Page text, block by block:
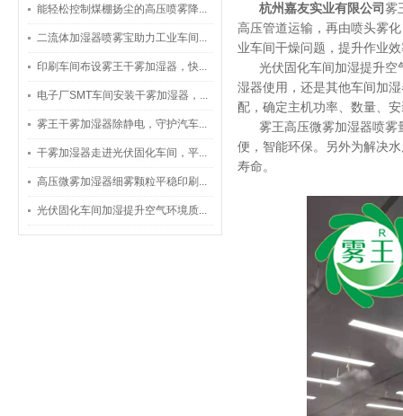
能轻松控制煤棚扬尘的高压喷雾降...
二流体加湿器喷雾宝助力工业车间...
印刷车间布设雾王干雾加湿器，快...
电子厂SMT车间安装干雾加湿器，...
雾王干雾加湿器除静电，守护汽车...
干雾加湿器走进光伏固化车间，平...
高压微雾加湿器细雾颗粒平稳印刷...
光伏固化车间加湿提升空气环境质...
杭州嘉友实业有限公司雾
高压管道运输，再由喷头雾
业车间干燥问题，提升作业
光伏固化车间加湿提升
湿器使用，还是其他车间加
配，确定主机功率、数量、
雾王高压微雾加湿器喷
便，智能环保。另外为解决
寿命。